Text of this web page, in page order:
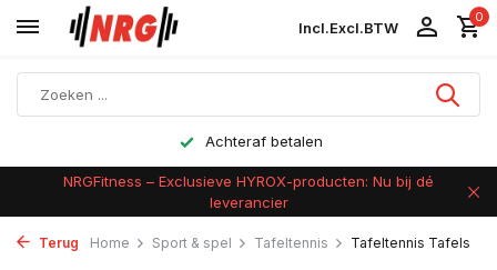
Incl.Excl.BTW
0
Achteraf betalen
NRGFitness – Exclusieve HYROX-producten: Nu bij dé
leverancier
Terug Home Sport & spel Tafeltennis Tafeltennis Tafels